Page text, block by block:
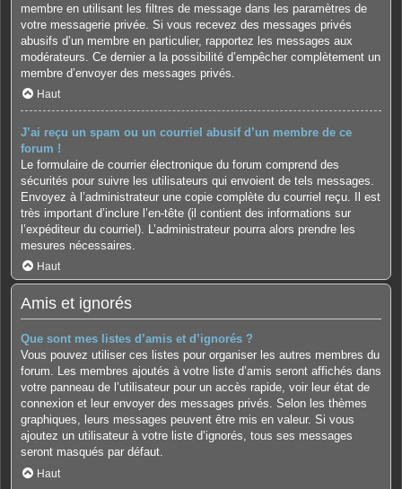
membre en utilisant les filtres de message dans les paramètres de
votre messagerie privée. Si vous recevez des messages privés
abusifs d’un membre en particulier, rapportez les messages aux
modérateurs. Ce dernier a la possibilité d’empêcher complètement un
membre d’envoyer des messages privés.
Haut
J’ai reçu un spam ou un courriel abusif d’un membre de ce
forum !
Le formulaire de courrier électronique du forum comprend des
sécurités pour suivre les utilisateurs qui envoient de tels messages.
Envoyez à l’administrateur une copie complète du courriel reçu. Il est
très important d’inclure l’en-tête (il contient des informations sur
l’expéditeur du courriel). L’administrateur pourra alors prendre les
mesures nécessaires.
Haut
Amis et ignorés
Que sont mes listes d’amis et d’ignorés ?
Vous pouvez utiliser ces listes pour organiser les autres membres du
forum. Les membres ajoutés à votre liste d’amis seront affichés dans
votre panneau de l’utilisateur pour un accès rapide, voir leur état de
connexion et leur envoyer des messages privés. Selon les thèmes
graphiques, leurs messages peuvent être mis en valeur. Si vous
ajoutez un utilisateur à votre liste d’ignorés, tous ses messages
seront masqués par défaut.
Haut